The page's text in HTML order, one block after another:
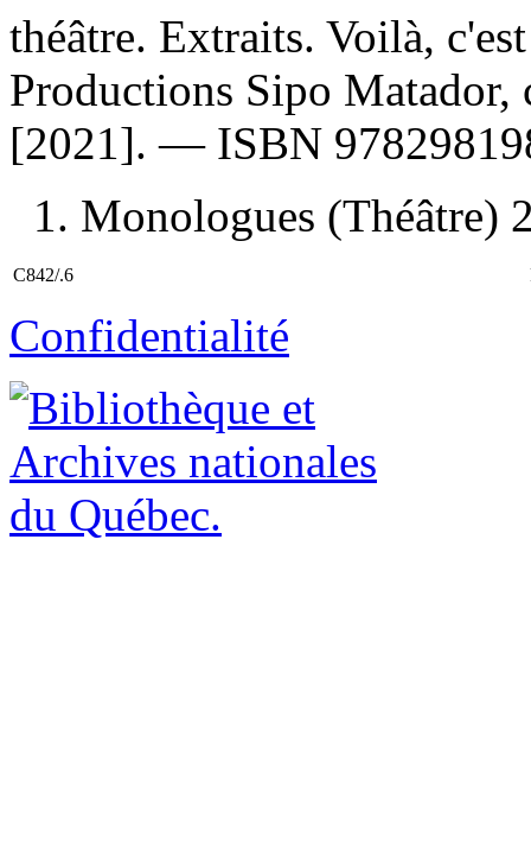
théâtre. Extraits. Voilà,
Productions Sipo Matador,
[2021]. — ISBN
1. Monologues (Théâtre)
C842/.6
Confidentialité